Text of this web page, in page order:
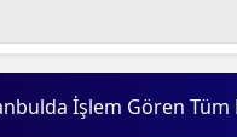
İşlem Gören Tüm